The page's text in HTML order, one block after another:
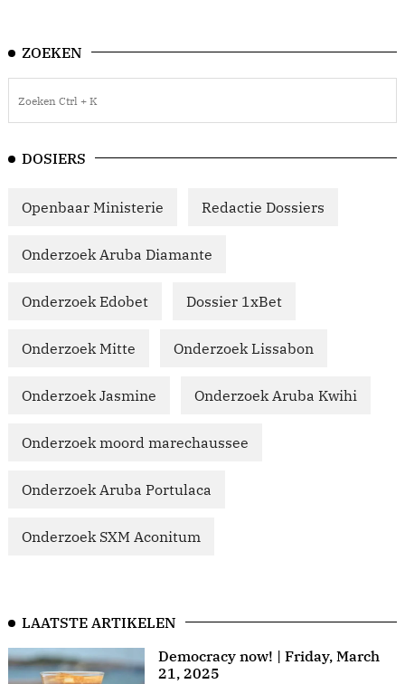
ZOEKEN
DOSIERS
Openbaar Ministerie Redactie Dossiers
Onderzoek Aruba Diamante
Onderzoek Edobet Dossier 1xBet
Onderzoek Mitte Onderzoek Lissabon
Onderzoek Jasmine Onderzoek Aruba Kwihi
Onderzoek moord marechaussee
Onderzoek Aruba Portulaca
Onderzoek SXM Aconitum
LAATSTE ARTIKELEN
Democracy now! | Friday, March
21, 2025